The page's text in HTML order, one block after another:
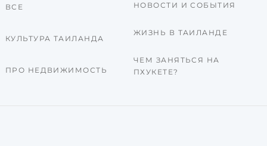
ВСЕ
КУЛЬТУРА ТАИЛАНДА
ПРО НЕДВИЖИМОСТЬ
НОВОСТИ И СОБЫТИЯ
ЖИЗНЬ В ТАИЛАНДЕ
ЧЕМ ЗАНЯТЬСЯ НА
ПХУКЕТЕ?